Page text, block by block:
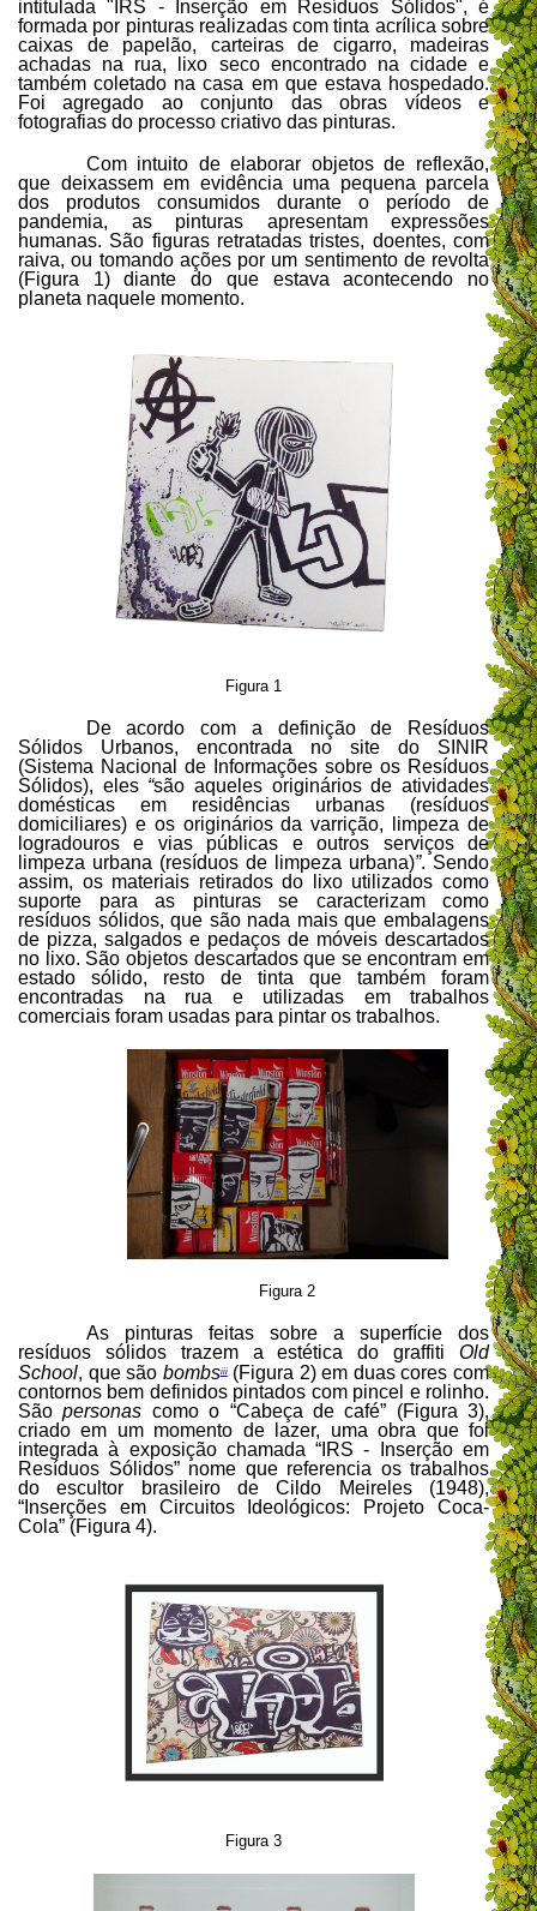
intitulada "IRS - Inserção em Resíduos Sólidos", é
formada por pinturas realizadas com tinta acrílica sobre
caixas de papelão, carteiras de cigarro, madeiras
achadas na rua, lixo seco encontrado na cidade e
também coletado na casa em que estava hospedado.
Foi agregado ao conjunto das obras vídeos e
fotografias do processo criativo das pinturas.
Com intuito de elaborar objetos de reflexão,
que deixassem em evidência uma pequena parcela
dos produtos consumidos durante o período de
pandemia, as pinturas apresentam expressões
humanas. São figuras retratadas tristes, doentes, com
raiva, ou tomando ações por um sentimento de revolta
(Figura 1) diante do que estava acontecendo no
planeta naquele momento.
Figura 1
De acordo com a definição de Resíduos
Sólidos Urbanos, encontrada no site do SINIR
(Sistema Nacional de Informações sobre os Resíduos
Sólidos), eles “são aqueles originários de atividades
domésticas em residências urbanas (resíduos
domiciliares) e os originários da varrição, limpeza de
logradouros e vias públicas e outros serviços de
limpeza urbana (resíduos de limpeza urbana)”. Sendo
assim, os materiais retirados do lixo utilizados como
suporte para as pinturas se caracterizam como
resíduos sólidos, que são nada mais que embalagens
de pizza, salgados e pedaços de móveis descartados
no lixo. São objetos descartados que se encontram em
estado sólido, resto de tinta que também foram
encontradas na rua e utilizadas em trabalhos
comerciais foram usadas para pintar os trabalhos.
Figura 2
As pinturas feitas sobre a superfície dos
resíduos sólidos trazem a estética do graffiti Old
School, que são bombsiii(Figura 2) em duas cores com
contornos bem definidos pintados com pincel e rolinho.
Sãopersonas como o “Cabeça de café” (Figura 3),
criado em um momento de lazer, uma obra que foi
integrada à exposição chamada “IRS - Inserção em
Resíduos Sólidos” nome que referencia os trabalhos
do escultor brasileiro de Cildo Meireles (1948),
“Inserções em Circuitos Ideológicos: Projeto Coca-
Cola” (Figura 4).
Figura 3